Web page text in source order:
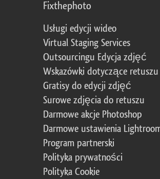
Fixthephoto
Usługi edycji wideo
Virtual Staging Services
Outsourcingu Edycja zdjęć
Wskazówki dotyczące retuszu
Gratisy do edycji zdjęć
Surowe zdjęcia do retuszu
Darmowe akcje Photoshop
Darmowe ustawienia
Program partnerski
Polityka prywatności
Polityka Cookie